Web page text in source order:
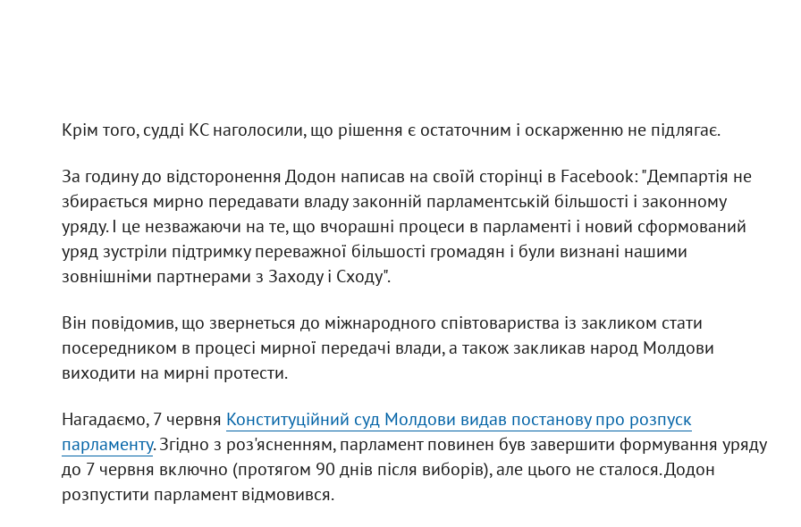
Крім того, судді КС наголосили, що рішення є остаточним і оскарженню не підлягає.
За годину до відсторонення Додон написав на своїй сторінці в Facebook: "Демпартія не
збирається мирно передавати владу законній парламентській більшості і законному
уряду. І це незважаючи на те, що вчорашні процеси в парламенті і новий сформований
уряд зустріли підтримку переважної більшості громадян і були визнані нашими
зовнішніми партнерами з Заходу і Сходу".
Він повідомив, що звернеться до міжнародного співтовариства із закликом стати
посередником в процесі мирної передачі влади, а також закликав народ Молдови
виходити на мирні протести.
Нагадаємо, 7 червня Конституційний суд Молдови видав постанову про розпуск
парламенту. Згідно з роз'ясненням, парламент повинен був завершити формування уряду
до 7 червня включно (протягом 90 днів після виборів), але цього не сталося. Додон
розпустити парламент відмовився.